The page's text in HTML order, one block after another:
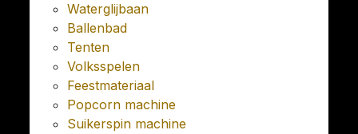
Waterglijbaan
Ballenbad
Tenten
Volksspelen
Feestmateriaal
Popcorn machine
Suikerspin machine